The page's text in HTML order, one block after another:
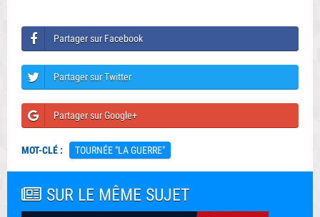
Partager sur Facebook
Partager sur Twitter
Partager sur Google+
MOT-CLÉ : TOURNÉE "LA GUERRE"
SUR LE MÊME SUJET